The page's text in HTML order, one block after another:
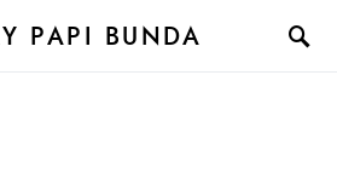
PAPI BUNDA